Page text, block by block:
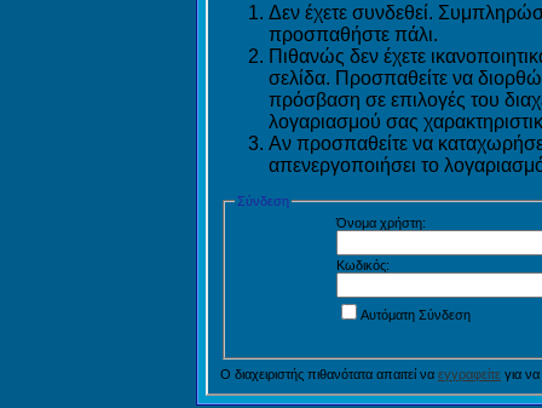
Δεν έχετε συνδεθεί.
προσπαθήστε πάλι.
Πιθανώς δεν έχετε
σελίδα. Προσπαθείτε να
πρόσβαση σε επιλογές του
λογαριασμού σας
Αν προσπαθείτε να
απενεργοποιήσει το
Σύνδεση
Όνομα χρήστη:
Κωδικός:
Αυτόματη Σύνδεση
Ο διαχειριστής πιθανότατα απαιτεί να εγγραφείτε για